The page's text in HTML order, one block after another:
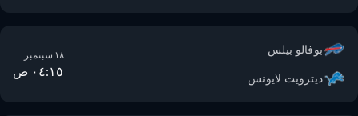
بوفالو بيلس
ديترويت لايونس ٠٤:١٥ ص